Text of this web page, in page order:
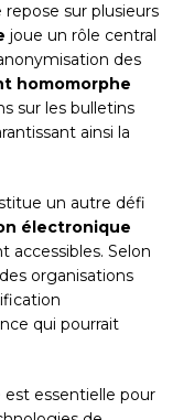
sur plusieurs
joue un rôle central
des
homomorphe
sur les bulletins
ainsi la
un autre défi
électronique
Selon
organisations
qui pourrait
essentielle pour